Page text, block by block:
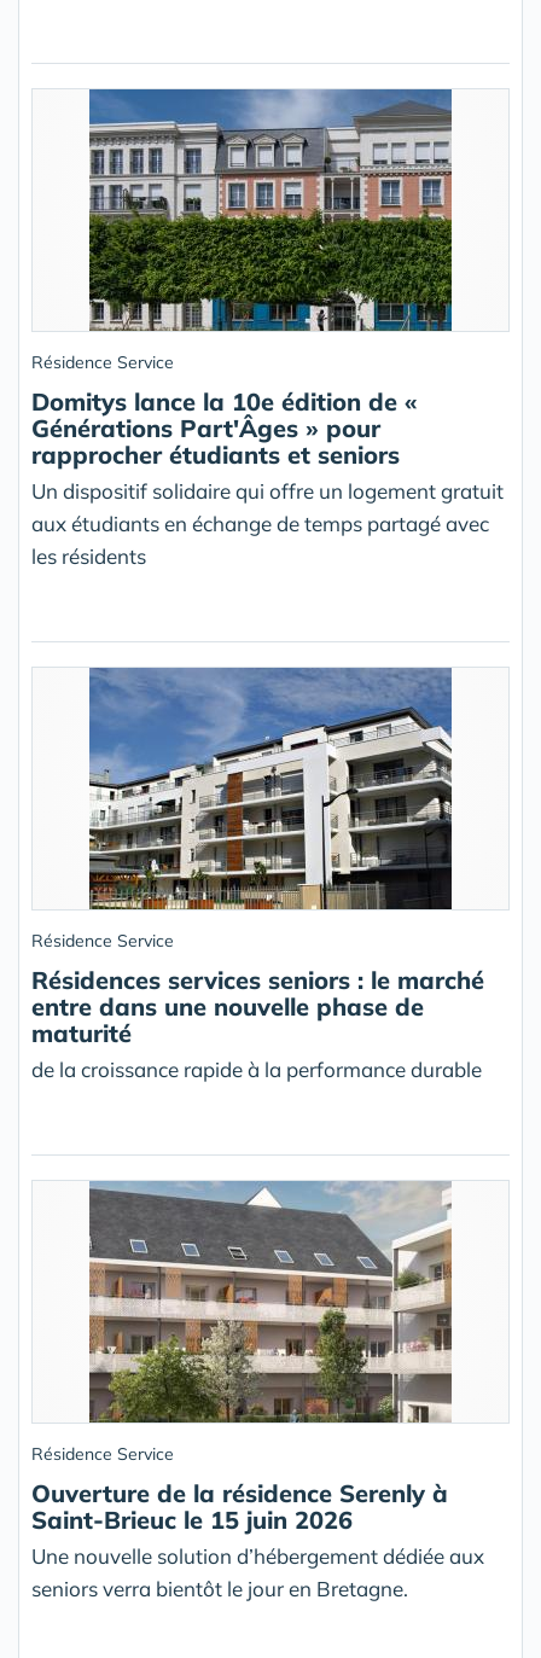
Résidence Service
Domitys lance la 10e édition de «
Générations Part'Âges » pour
rapprocher étudiants et seniors
Un dispositif solidaire qui offre un logement gratuit
aux étudiants en échange de temps partagé avec
les résidents
Résidence Service
Résidences services seniors : le marché
entre dans une nouvelle phase de
maturité
de la croissance rapide à la performance durable
Résidence Service
Ouverture de la résidence Serenly à
Saint-Brieuc le 15 juin 2026
Une nouvelle solution d’hébergement dédiée aux
seniors verra bientôt le jour en Bretagne.